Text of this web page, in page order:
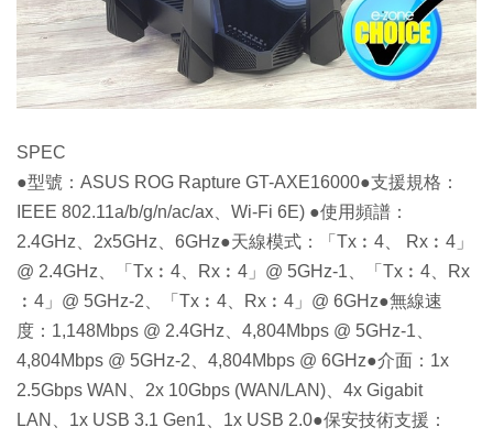
SPEC
●型號：ASUS ROG Rapture GT-AXE16000●支援規格：
IEEE 802.11a/b/g/n/ac/ax、Wi-Fi 6E) ●使用頻譜：
2.4GHz、2x5GHz、6GHz●天線模式：「Tx︰4、 Rx︰4」
@ 2.4GHz、「Tx︰4、Rx︰4」@ 5GHz-1、「Tx︰4、Rx
︰4」@ 5GHz-2、「Tx︰4、Rx︰4」@ 6GHz●無線速
度：1,148Mbps @ 2.4GHz、4,804Mbps @ 5GHz-1、
4,804Mbps @ 5GHz-2、4,804Mbps @ 6GHz●介面：1x
2.5Gbps WAN、2x 10Gbps (WAN/LAN)、4x Gigabit
LAN、1x USB 3.1 Gen1、1x USB 2.0●保安技術支援：